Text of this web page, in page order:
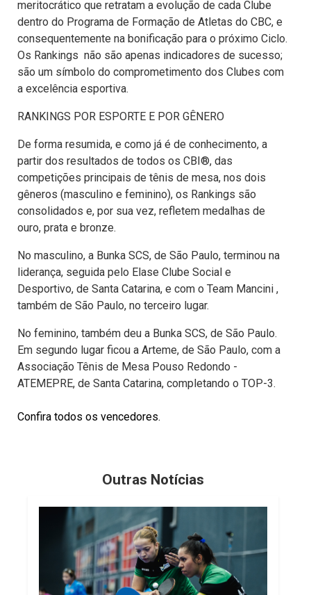
meritocrático que retratam a evolução de cada Clube
dentro do Programa de Formação de Atletas do CBC, e
consequentemente na bonificação para o próximo Ciclo.
Os Rankings não são apenas indicadores de sucesso;
são um símbolo do comprometimento dos Clubes com
a excelência esportiva.
RANKINGS POR ESPORTE E POR GÊNERO
De forma resumida, e como já é de conhecimento, a
partir dos resultados de todos os CBI®, das
competições principais de tênis de mesa, nos dois
gêneros (masculino e feminino), os Rankings são
consolidados e, por sua vez, refletem medalhas de
ouro, prata e bronze.
No masculino, a Bunka SCS, de São Paulo, terminou na
liderança, seguida pelo Elase Clube Social e
Desportivo, de Santa Catarina, e com o Team Mancini ,
também de São Paulo, no terceiro lugar.
No feminino, também deu a Bunka SCS, de São Paulo.
Em segundo lugar ficou a Arteme, de São Paulo, com a
Associação Tênis de Mesa Pouso Redondo -
ATEMEPRE, de Santa Catarina, completando o TOP-3.
Confira todos os vencedores.
Outras Notícias